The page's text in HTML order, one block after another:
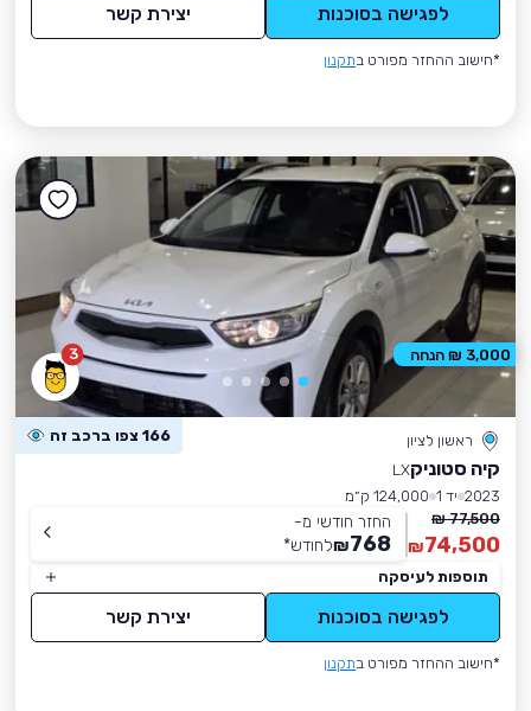
לפגישה בסוכנות יצירת קשר
*חישוב ההחזר מפורט בתקנון
3
ראשון לציון 166 צפו ברכב זה
קיה סטוניקLX
2023 יד 1
124,000 ק״מ
77,500 ₪
74,500
₪
החזר חודשי מ-
768
₪לחודש*
תוספות לעיסקה
לפגישה בסוכנות יצירת קשר
*חישוב ההחזר מפורט בתקנון
3,000 ₪ הנחה